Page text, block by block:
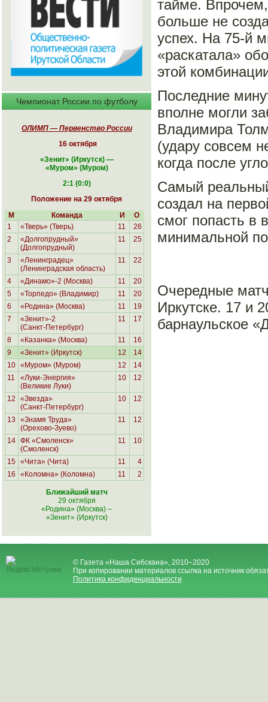
Чемпионат России по футболу
ОЛИМП — Первенство России
16 октября
«Зенит» (Иркутск) —
«Муром» (Муром)
2:1 (0:0)
Положение на 29 октября
М
Команда И
О
1
«Тверь» (Тверь) 11
26
2
«Долгопрудный»
(Долгопрудный)
11 25
3
«Ленинградец»
(Ленинградская область)
11 22
4 «Динамо»-2 (Москва) 11
20
5
«Торпедо» (Владимир) 11
20
6
«Родина» (Москва) 11
19
7
«Зенит»-2
(Санкт-Петербург)
11 17
8 «Казанка» (Москва) 11
16
9
«Зенит» (Иркутск) 12
14
10 «Муром» (Муром) 12
14
11
«Луки-Энергия»
(Великие Луки)
10 12
12
«Звезда»
(Санкт-Петербург)
10 12
13
«Знамя Труда»
(Орехово-Зуево)
11 12
14 ФК «Смоленск»
(Смоленск)
11 10
15 «Чита» (Чита) 11
4
16
«Коломна» (Коломна) 11 2
Ближайший матч
29 октября
«Родина» (Москва) –
«Зенит» (Иркутск)
тайме. Впрочем,
больше не
успех. На 75-й
«раскатала»
этой
Последние
вполне могли
Владимира
(удару совсем
когда после
Самый
создал на
смог попасть в
минимальной
Очередные
Иркутске. 17 и
барнаульское
© Газета «Наша Сибскана», 2010–2020
При копировании материалов ссылка на источник
Политика конфиденциальности